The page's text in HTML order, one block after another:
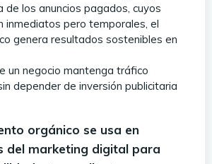
de los anuncios pagados, cuyos
inmediatos pero temporales, el
genera resultados sostenibles en
un negocio mantenga tráfico
depender de inversión publicitaria
orgánico se usa en
del marketing digital para